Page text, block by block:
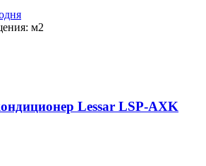
м2
Lessar LSP-AXK